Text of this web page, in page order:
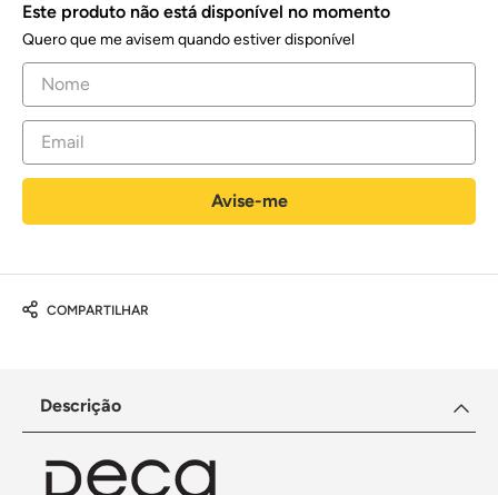
Este produto não está disponível no momento
Quero que me avisem quando estiver disponível
COMPARTILHAR
Descrição